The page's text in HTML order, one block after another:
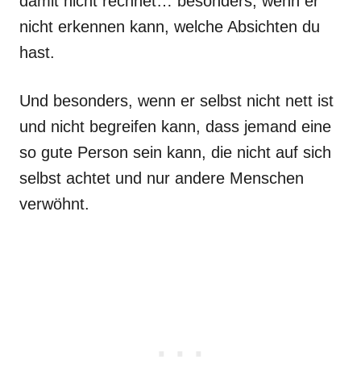
nicht erkennen kann, welche Absichten du
hast.
Und besonders, wenn er selbst nicht nett ist
und nicht begreifen kann, dass jemand eine
so gute Person sein kann, die nicht auf sich
selbst achtet und nur andere Menschen
verwöhnt.